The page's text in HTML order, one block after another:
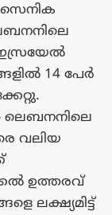
ഇസ്രയേൽ
14 പേർ
വലിയ
ഉത്തരവ്
ലക്ഷ്യമിട്ട്